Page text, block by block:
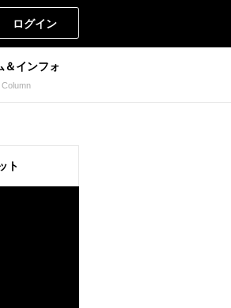
ログイン
＆インフォ
Column
ト